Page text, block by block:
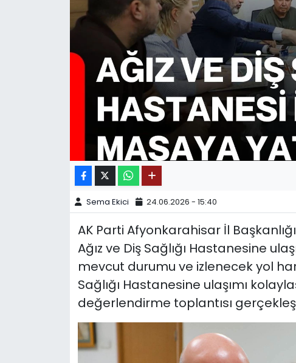
Sema Ekici 24.06.2026 - 15:40
AK Parti Afyonkarahisar İl
Ağız ve Diş Sağlığı Hastanesine
mevcut durumu ve izlenecek yol
Sağlığı Hastanesine ulaşımı
değerlendirme toplantısı
11:11 MANŞET